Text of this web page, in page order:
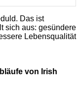
Das ist
sich aus: gesündere
Lebensqualität
von Irish